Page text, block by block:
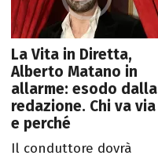
La Vita in Diretta,
Alberto Matano in
allarme: esodo dalla
redazione. Chi va via
e perché
Il conduttore dovrà